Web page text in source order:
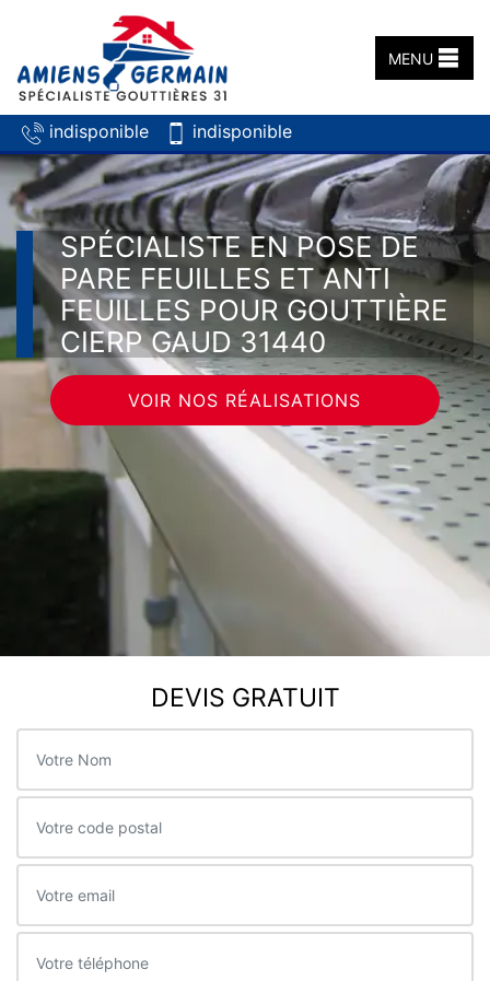
indisponible indisponible
MENU
SPÉCIALISTE EN POSE DE
PARE FEUILLES ET ANTI
FEUILLES POUR GOUTTIÈRE
CIERP GAUD 31440
VOIR NOS RÉALISATIONS
DEVIS GRATUIT